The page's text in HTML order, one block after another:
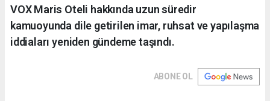
VOX Maris Oteli hakkında uzun süredir
kamuoyunda dile getirilen imar, ruhsat ve yapılaşma
iddiaları yeniden gündeme taşındı.
ABONE OL